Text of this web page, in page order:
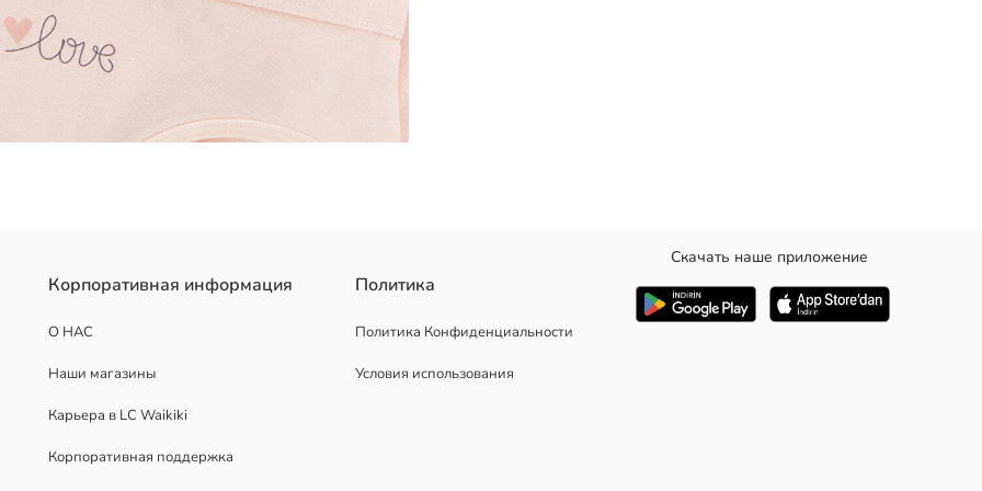
Корпоративная информация
О НАС
Наши магазины
Карьера в LC Waikiki
Корпоративная поддержка
Политика
Политика Конфиденциальности
Условия использования
Скачать наше приложение